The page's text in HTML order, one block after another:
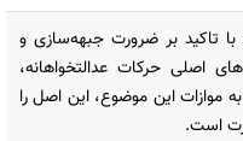
با تاکید بر ضرورت جبهه‌سازی و
اصلی حرکات عدالتخواهانه،
این موضوع، این اصل را
است.